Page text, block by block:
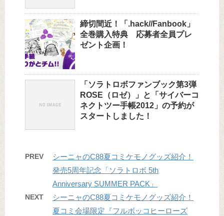
締切間近！「.hack//Fanbook」
全巻購入特典 応募者全員プレ
ゼント企画！
「ソラトロボファンブック第3弾
ROSE（ロゼ）」と「サイバーコ
ネクトツー手帳2012」の予約が
スタートしました！
PREV
シーニャのC88夏コミケモノグッズ紹介！
発売5周年記念「ソラトロボ 5th
Anniversary SUMMER PACK」
NEXT
シーニャのC88夏コミケモノグッズ紹介！
夏コミ会場限定『フルボッコヒーローズ